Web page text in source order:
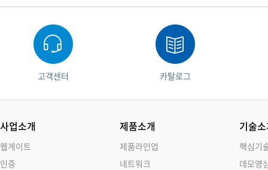
고객센터 카탈로그
사업소개
웹게이트
인증
제품소개
제품라인업
네트워크
기술
핵심기
데모영